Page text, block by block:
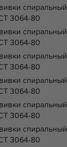
3064-80
3064-80
3064-80
3064-80
3064-80
3064-80